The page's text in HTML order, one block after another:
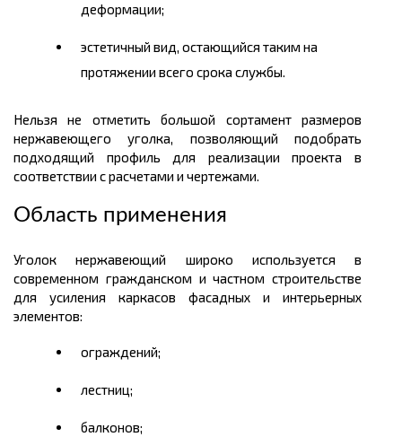
деформации;
эстетичный вид, остающийся таким на
протяжении всего срока службы.
Нельзя не отметить большой сортамент размеров
нержавеющего уголка, позволяющий подобрать
подходящий профиль для реализации проекта в
соответствии с расчетами и чертежами.
Область применения
Уголок нержавеющий широко используется в
современном гражданском и частном строительстве
для усиления каркасов фасадных и интерьерных
элементов:
ограждений;
лестниц;
балконов;